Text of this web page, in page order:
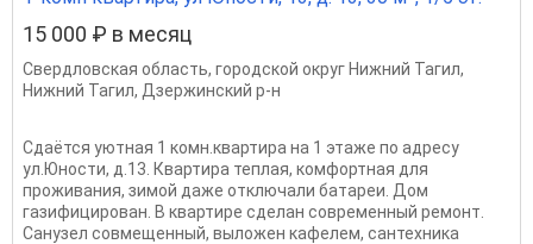
15 000 ₽ в месяц
Свердловская область, городской округ Нижний Тагил,
Нижний Тагил, Дзержинский р-н
Сдаётся уютная 1 комн.квартира на 1 этаже по адресу
ул.Юности, д.13. Квартира теплая, комфортная для
проживания, зимой даже отключали батареи. Дом
газифицирован. В квартире сделан современный ремонт.
Санузел совмещенный, выложен кафелем, сантехника